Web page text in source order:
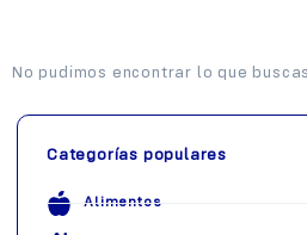
Categorías populares
Alimentos
No pudimos encontrar lo que